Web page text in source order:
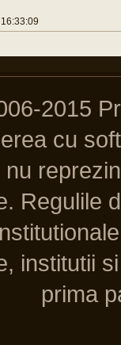
2015
cu
Regulile
institutii
prima